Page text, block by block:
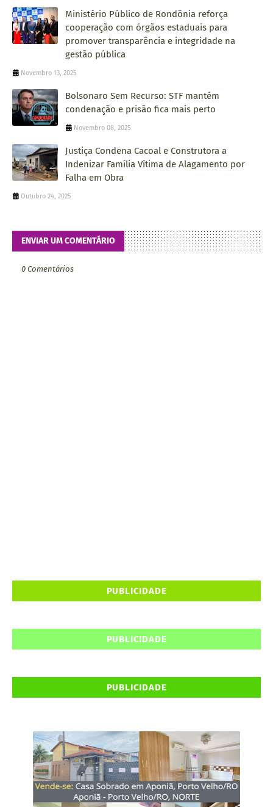
Ministério Público de Rondônia reforça
cooperação com órgãos estaduais para
promover transparência e integridade na
gestão pública
Novembro 13, 2025
Bolsonaro Sem Recurso: STF mantém
condenação e prisão fica mais perto
Novembro 08, 2025
Justiça Condena Cacoal e Construtora a
Indenizar Família Vítima de Alagamento por
Falha em Obra
Outubro 24, 2025
ENVIAR UM COMENTÁRIO
0 Comentários
PUBLICIDADE
PUBLICIDADE
PUBLICIDADE